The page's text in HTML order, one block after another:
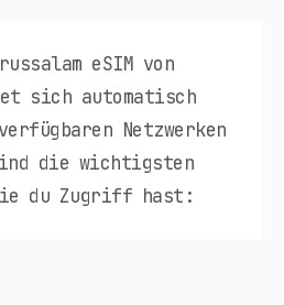
eSIM von
sich automatisch
Netzwerken
die wichtigsten
du Zugriff hast: